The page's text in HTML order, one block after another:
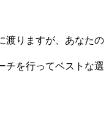
渡りますが、あなたの
チを行ってベストな選